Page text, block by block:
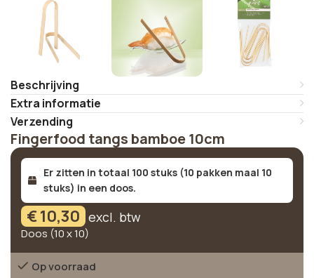
Beschrijving
Extra informatie
Verzending
Fingerfood tangs bamboe 10cm
Er zitten in totaal 100 stuks (10 pakken maal 10
stuks) in een doos.
€10,30 excl. btw
Doos (10 x 10)
Op voorraad